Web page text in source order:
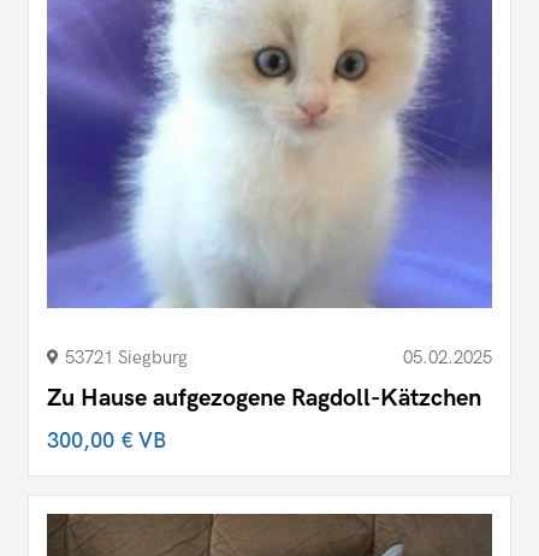
53721 Siegburg 05.02.2025
Zu Hause aufgezogene Ragdoll-Kätzchen
300,00 €VB